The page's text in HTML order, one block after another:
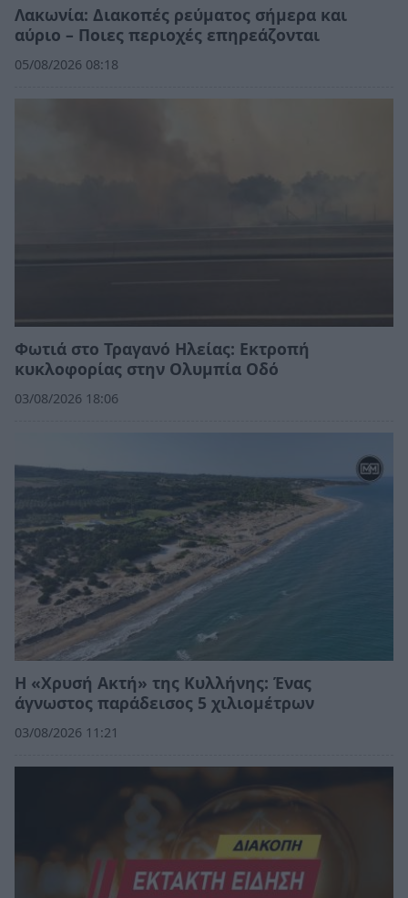
Λακωνία: Διακοπές ρεύματος σήμερα και
αύριο – Ποιες περιοχές επηρεάζονται
05/08/2026 08:18
Φωτιά στο Τραγανό Ηλείας: Εκτροπή
κυκλοφορίας στην Ολυμπία Οδό
03/08/2026 18:06
Η «Χρυσή Ακτή» της Κυλλήνης: Ένας
άγνωστος παράδεισος 5 χιλιομέτρων
03/08/2026 11:21